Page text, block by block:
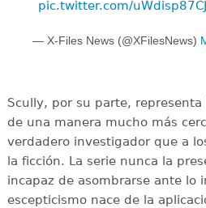
pic.twitter.com/uWdisp87CJ
— X-Files News (@XFilesNews)
Scully, por su parte,
de una manera mucho más
verdadero investigador que a
la ficción. La serie nunca la
incapaz de asombrarse ante lo
escepticismo nace de la